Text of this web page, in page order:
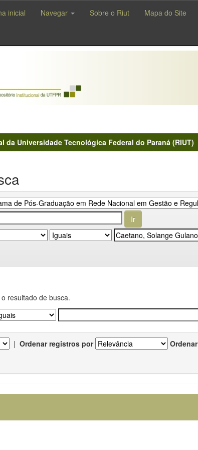
inicial Navegar Sobre o Riut Mapa do Site
Universidade Tecnológica Federal do Paraná (RIUT)
resultado de busca.
| Ordenar registros por Ordenar